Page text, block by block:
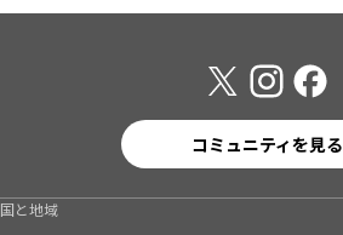
コミュニティを見る
国と地域